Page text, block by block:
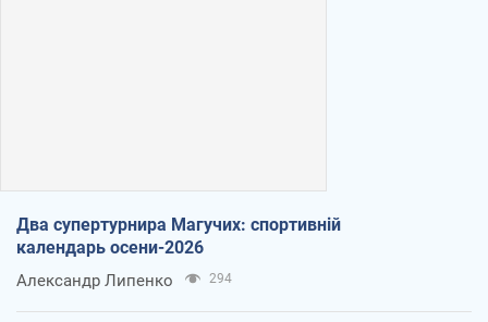
Два супертурнира Магучих: спортивній
календарь осени-2026
Александр Липенко 294